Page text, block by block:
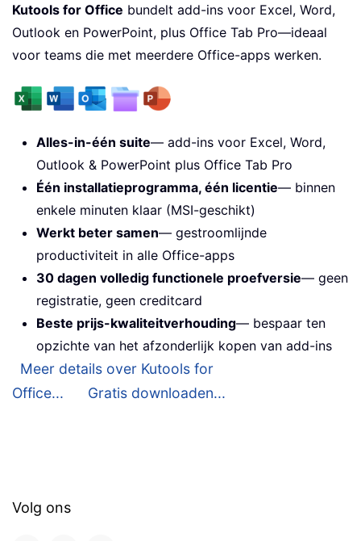
Kutools for Office bundelt add-ins voor Excel, Word,
Outlook en PowerPoint, plus Office Tab Pro—ideaal
voor teams die met meerdere Office-apps werken.
Alles-in-één suite— add-ins voor Excel, Word,
Outlook & PowerPoint plus Office Tab Pro
Één installatieprogramma, één licentie— binnen
enkele minuten klaar (MSI-geschikt)
Werkt beter samen— gestroomlijnde
productiviteit in alle Office-apps
30 dagen volledig functionele proefversie— geen
registratie, geen creditcard
Beste prijs-kwaliteitverhouding— bespaar ten
opzichte van het afzonderlijk kopen van add-ins
Meer details over Kutools for
Office...
Gratis downloaden...
Volg ons